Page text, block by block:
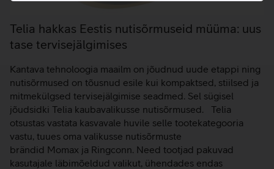
Telia hakkas Eestis nutisõrmuseid müüma: uus
tase tervisejälgimises
Kantava tehnoloogia maailm on jõudnud uude etappi ning
nutisõrmused on tõusnud esile kui kompaktsed, stiilsed ja
mitmekülgsed tervisejälgimise seadmed. Sel sügisel
jõudsidki Telia kaubavalikusse nutisõrmused. Telia
otsustas vastata kasvavale huvile selle tootekategooria
vastu, tuues oma valikusse nutisõrmuste
brändid Momax ja Ringconn. Need tootjad pakuvad
kasutajale läbimõeldud valikut, ühendades endas